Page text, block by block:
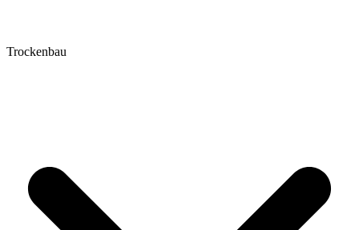
Trockenbau